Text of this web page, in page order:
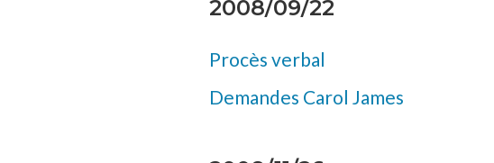
2008/09/22
Procès verbal
Demandes Carol James